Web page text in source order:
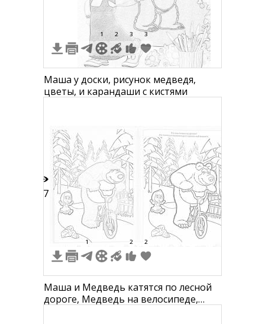
1 2 3 3
Маша у доски, рисунок медведя,
цветы, и карандаши с кистями
17
1 2 2
Маша и Медведь катятся по лесной
дороге, Медведь на велосипеде,